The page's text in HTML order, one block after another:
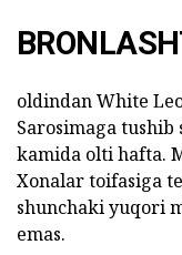
oldindan White
Sarosimaga
kamida olti hafta.
Xonalar toifasiga
shunchaki yuqori
emas.